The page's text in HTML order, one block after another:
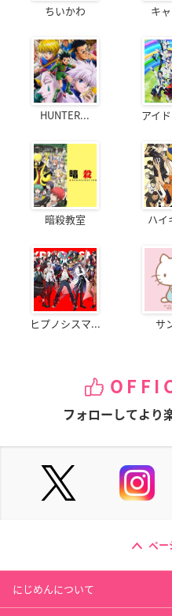
ちいかわ キ
HUNTER... アイ
暗殺教室 ハイ
ヒプノシスマ... サ
フォローしてより
ペー
にじめんについて